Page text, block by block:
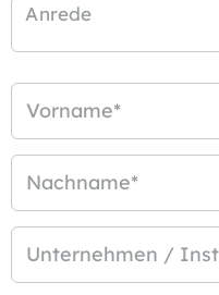
Anrede
Vorname*
Nachname*
Unternehmen /